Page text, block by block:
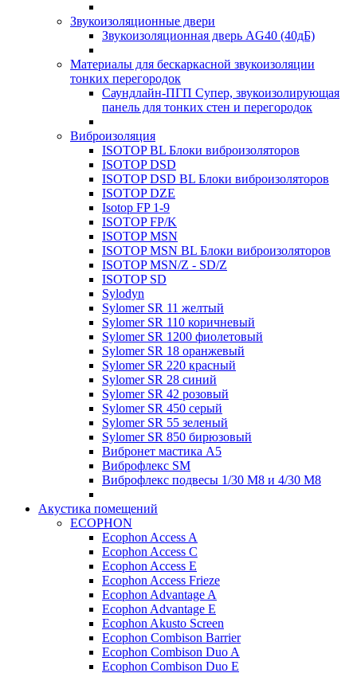
Звукоизоляционные двери
Звукоизоляционная дверь AG40 (40дБ)
Материалы для бескаркасной звукоизоляции
тонких перегородок
Саундлайн-ПГП Супер, звукоизолирующая
панель для тонких стен и перегородок
Виброизоляция
ISOTOP BL Блоки виброизоляторов
ISOTOP DSD
ISOTOP DSD BL Блоки виброизоляторов
ISOTOP DZE
Isotop FP 1-9
ISOTOP FP/K
ISOTOP MSN
ISOTOP MSN BL Блоки виброизоляторов
ISOTOP MSN/Z - SD/Z
ISOTOP SD
Sylodyn
Sylomer SR 11 желтый
Sylomer SR 110 коричневый
Sylomer SR 1200 фиолетовый
Sylomer SR 18 оранжевый
Sylomer SR 220 красный
Sylomer SR 28 синий
Sylomer SR 42 розовый
Sylomer SR 450 серый
Sylomer SR 55 зеленый
Sylomer SR 850 бирюзовый
Вибронет мастика А5
Виброфлекс SM
Виброфлекс подвесы 1/30 М8 и 4/30 М8
Акустика помещений
ECOPHON
Ecophon Access A
Ecophon Access C
Ecophon Access E
Ecophon Access Frieze
Ecophon Advantage A
Ecophon Advantage E
Ecophon Akusto Screen
Ecophon Combison Barrier
Ecophon Combison Duo A
Ecophon Combison Duo E